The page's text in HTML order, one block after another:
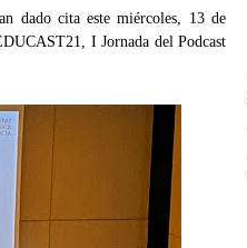
dado cita este miércoles, 13 de
I Jornada del Podcast